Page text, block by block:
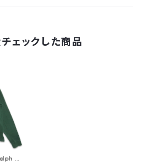
ェックした商品
La
バー